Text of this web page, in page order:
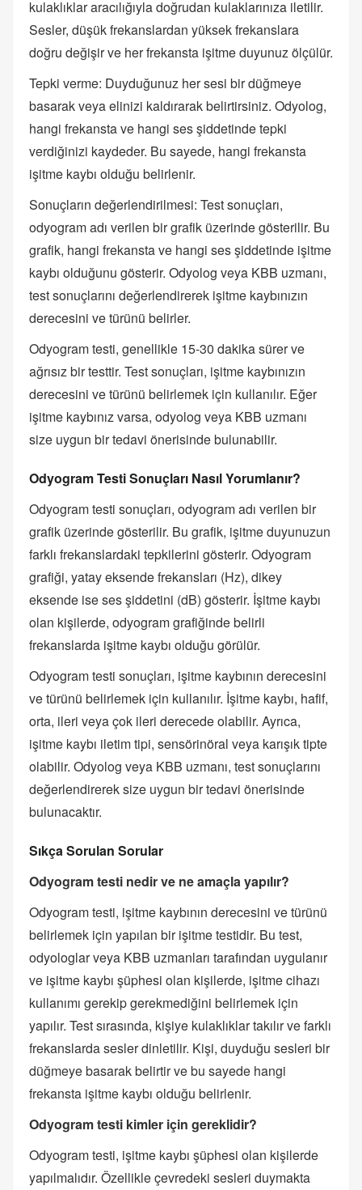
kulaklıklar aracılığıyla doğrudan kulaklarınıza iletilir.
Sesler, düşük frekanslardan yüksek frekanslara
doğru değişir ve her frekansta işitme duyunuz ölçülür.
Tepki verme: Duyduğunuz her sesi bir düğmeye
basarak veya elinizi kaldırarak belirtirsiniz. Odyolog,
hangi frekansta ve hangi ses şiddetinde tepki
verdiğinizi kaydeder. Bu sayede, hangi frekansta
işitme kaybı olduğu belirlenir.
Sonuçların değerlendirilmesi: Test sonuçları,
odyogram adı verilen bir grafik üzerinde gösterilir. Bu
grafik, hangi frekansta ve hangi ses şiddetinde işitme
kaybı olduğunu gösterir. Odyolog veya KBB uzmanı,
test sonuçlarını değerlendirerek işitme kaybınızın
derecesini ve türünü belirler.
Odyogram testi, genellikle 15-30 dakika sürer ve
ağrısız bir testtir. Test sonuçları, işitme kaybınızın
derecesini ve türünü belirlemek için kullanılır. Eğer
işitme kaybınız varsa, odyolog veya KBB uzmanı
size uygun bir tedavi önerisinde bulunabilir.
Odyogram Testi Sonuçları Nasıl Yorumlanır?
Odyogram testi sonuçları, odyogram adı verilen bir
grafik üzerinde gösterilir. Bu grafik, işitme duyunuzun
farklı frekanslardaki tepkilerini gösterir. Odyogram
grafiği, yatay eksende frekansları (Hz), dikey
eksende ise ses şiddetini (dB) gösterir. İşitme kaybı
olan kişilerde, odyogram grafiğinde belirli
frekanslarda işitme kaybı olduğu görülür.
Odyogram testi sonuçları, işitme kaybının derecesini
ve türünü belirlemek için kullanılır. İşitme kaybı, hafif,
orta, ileri veya çok ileri derecede olabilir. Ayrıca,
işitme kaybı iletim tipi, sensörinöral veya karışık tipte
olabilir. Odyolog veya KBB uzmanı, test sonuçlarını
değerlendirerek size uygun bir tedavi önerisinde
bulunacaktır.
Sıkça Sorulan Sorular
Odyogram testi nedir ve ne amaçla yapılır?
Odyogram testi, işitme kaybının derecesini ve türünü
belirlemek için yapılan bir işitme testidir. Bu test,
odyologlar veya KBB uzmanları tarafından uygulanır
ve işitme kaybı şüphesi olan kişilerde, işitme cihazı
kullanımı gerekip gerekmediğini belirlemek için
yapılır. Test sırasında, kişiye kulaklıklar takılır ve farklı
frekanslarda sesler dinletilir. Kişi, duyduğu sesleri bir
düğmeye basarak belirtir ve bu sayede hangi
frekansta işitme kaybı olduğu belirlenir.
Odyogram testi kimler için gereklidir?
Odyogram testi, işitme kaybı şüphesi olan kişilerde
yapılmalıdır. Özellikle çevredeki sesleri duymakta